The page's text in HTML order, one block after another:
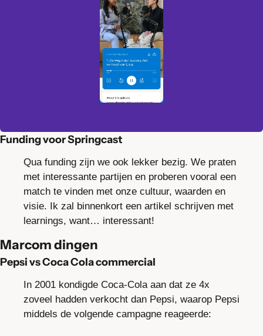
Funding voor Springcast
Qua funding zijn we ook lekker bezig. We praten
met interessante partijen en proberen vooral een
match te vinden met onze cultuur, waarden en
visie. Ik zal binnenkort een artikel schrijven met
learnings, want… interessant!
Marcom dingen
Pepsi vs Coca Cola commercial
In 2001 kondigde Coca-Cola aan dat ze 4x
zoveel hadden verkocht dan Pepsi, waarop Pepsi
middels de volgende campagne reageerde: